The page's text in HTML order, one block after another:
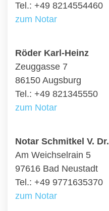
Tel.: +49 8214554460
zum Notar
Röder Karl-Heinz
Zeuggasse 7
86150 Augsburg
Tel.: +49 821345550
zum Notar
Notar Schmitkel V. Dr.
Am Weichselrain 5
97616 Bad Neustadt
Tel.: +49 9771635370
zum Notar